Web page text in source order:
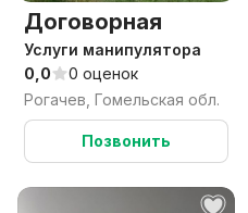
Договорная
Услуги манипулятора
0,0
0 оценок
Рогачев, Гомельская обл.
Позвонить